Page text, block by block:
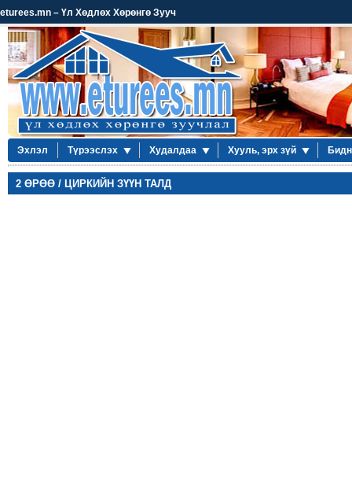
eturees.mn – Үл Хөдлөх Хөрөнгө Зууч
Эхлэл Түрээслэх Худалдаа Хууль, эрх зүй
2 ӨРӨӨ / ЦИРКИЙН ЗҮҮН ТАЛД